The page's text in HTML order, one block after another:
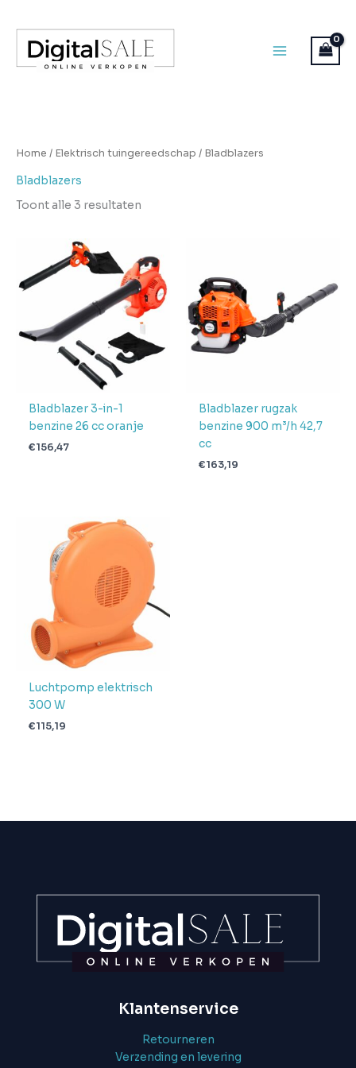
inhoud
Home / Elektrisch tuingereedschap / Bladblazers
Bladblazers
Toont alle 3 resultaten
Bladblazer 3-in-1
benzine 26 cc oranje
€156,47
Bladblazer rugzak
benzine 900 m³/h 42,7
cc
€163,19
Luchtpomp elektrisch
300 W
€115,19
Klantenservice
Retourneren
Verzending en levering